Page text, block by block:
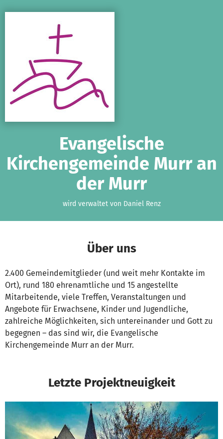
Evangelische
Kirchengemeinde Murr an
der Murr
wird verwaltet von Daniel Renz
Über uns
2.400 Gemeindemitglieder (und weit mehr Kontakte im
Ort), rund 180 ehrenamtliche und 15 angestellte
Mitarbeitende, viele Treffen, Veranstaltungen und
Angebote für Erwachsene, Kinder und Jugendliche,
zahlreiche Möglichkeiten, sich untereinander und Gott zu
begegnen – das sind wir, die Evangelische
Kirchengemeinde Murr an der Murr.
Letzte Projektneuigkeit